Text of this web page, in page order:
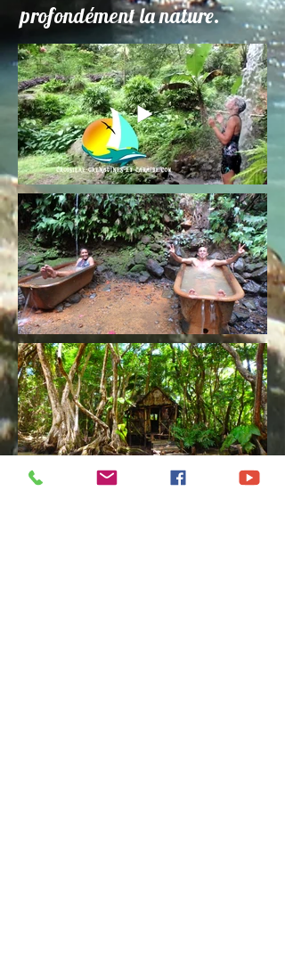
profondément la nature.